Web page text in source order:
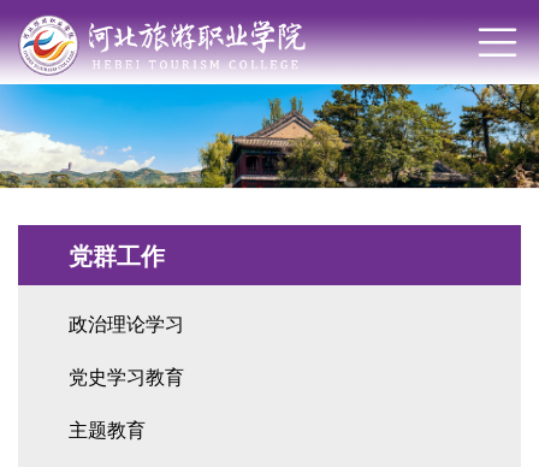
党群工作
政治理论学习
党史学习教育
主题教育